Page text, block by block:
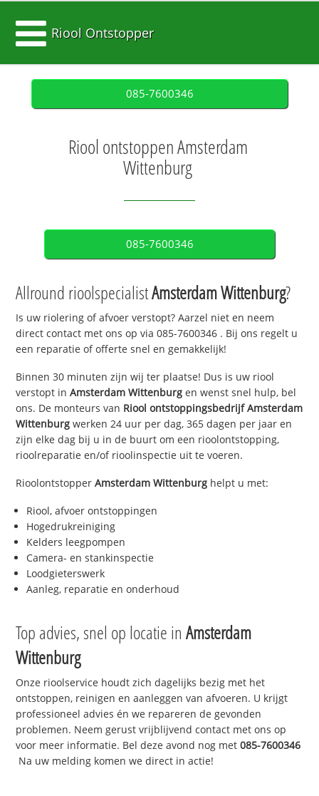
Riool Ontstopper
085-7600346
Riool ontstoppen Amsterdam
Wittenburg
085-7600346
Allround rioolspecialistAmsterdam Wittenburg?
Is uw riolering of afvoer verstopt? Aarzel niet en neem
direct contact met ons op via085-7600346 . Bij ons regelt u
een reparatie of offerte snel en gemakkelijk!
Binnen 30 minuten zijn wij ter plaatse! Dus is uw riool
verstopt inAmsterdam Wittenburg en wenst snel hulp, bel
ons. De monteurs van Riool ontstoppingsbedrijfAmsterdam
Wittenburg werken 24 uur per dag, 365 dagen per jaar en
zijn elke dag bij u in de buurt om een rioolontstopping,
rioolreparatie en/of rioolinspectie uit te voeren.
RioolontstopperAmsterdam Wittenburg helpt u met:
Riool, afvoer ontstoppingen
Hogedrukreiniging
Kelders leegpompen
Camera- en stankinspectie
Loodgieterswerk
Aanleg, reparatie en onderhoud
Top advies, snel op locatie inAmsterdam
Wittenburg
Onze rioolservice houdt zich dagelijks bezig met het
ontstoppen, reinigen en aanleggen van afvoeren. U krijgt
professioneel advies én we repareren de gevonden
problemen. Neem gerust vrijblijvend contact met ons op
voor meer informatie. Bel deze avond nog met085-7600346
Na uw melding komen we direct in actie!